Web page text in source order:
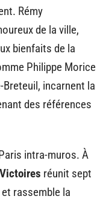
Rémy
de la ville,
bienfaits de la
Philippe Morice
Breteuil, incarnent la
des références
intra-muros. À
réunit sept
rassemble la